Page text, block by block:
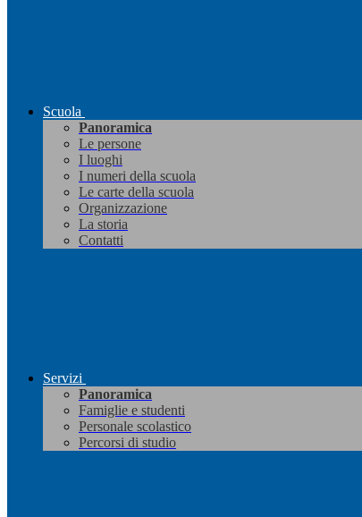
Scuola
Panoramica
Le persone
I luoghi
I numeri della scuola
Le carte della scuola
Organizzazione
La storia
Contatti
Servizi
Panoramica
Famiglie e studenti
Personale scolastico
Percorsi di studio